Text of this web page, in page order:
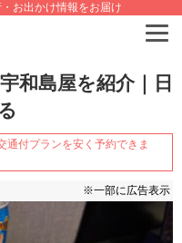
お出かけ情報をお届け
和島屋を紹介｜日
通付プランを安く予約できま
※一部に広告表示